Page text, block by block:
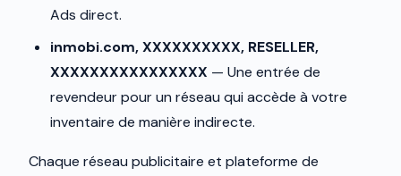
Ads direct.
inmobi.com, XXXXXXXXXX, RESELLER,
XXXXXXXXXXXXXXXX — Une entrée de
revendeur pour un réseau qui accède à votre
inventaire de manière indirecte.
Chaque réseau publicitaire et plateforme de